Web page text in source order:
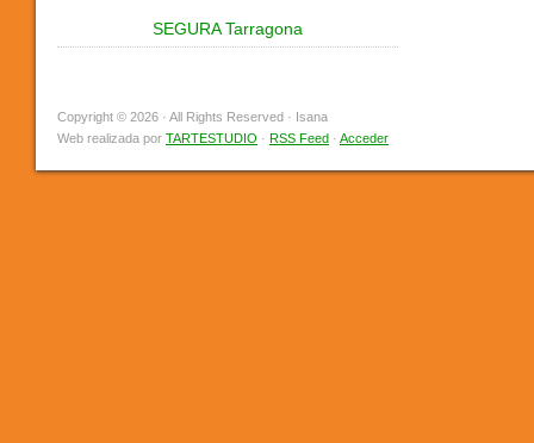
SEGURA Tarragona
Copyright © 2026 · All Rights Reserved · Isana
Web realizada por TARTESTUDIO · RSS Feed · Acceder